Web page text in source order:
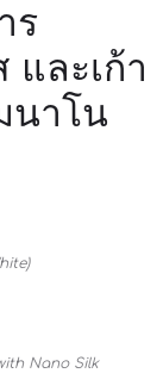
ร
และเก้า
นาโน
Nano Silk